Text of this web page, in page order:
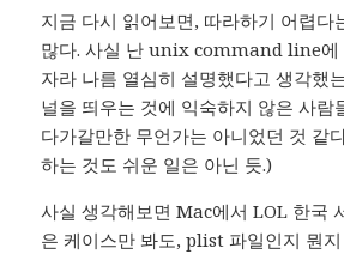
지금 다시 읽어보면, 따라하기 어렵다
많다. 사실 난 unix command line에
자라 나름 열심히 설명했다고 생각했
널을 띄우는 것에 익숙하지 않은 사람
다가갈만한 무언가는 아니었던 것 같
하는 것도 쉬운 일은 아닌 듯.)
사실 생각해보면 Mac에서 LOL 한국
은 케이스만 봐도, plist 파일인지 뭔